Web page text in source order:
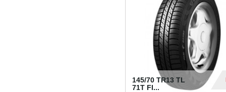
145/70 TR13 TL
71T FI...